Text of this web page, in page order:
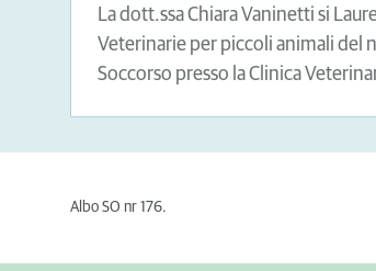
La dott.ssa Chiara Vaninetti si
Veterinarie per piccoli animali del
Soccorso presso la Clinica
Albo SO nr 176.